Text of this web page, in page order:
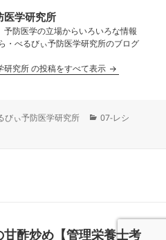
医学研究所
予防医学の立場からいろいろな情報
・べるびぃ予防医学研究所のブログ
研究所 の投稿をすべて表示
びぃ予防医学研究所
カ
07-レシ
酢炒め【管理栄養士考